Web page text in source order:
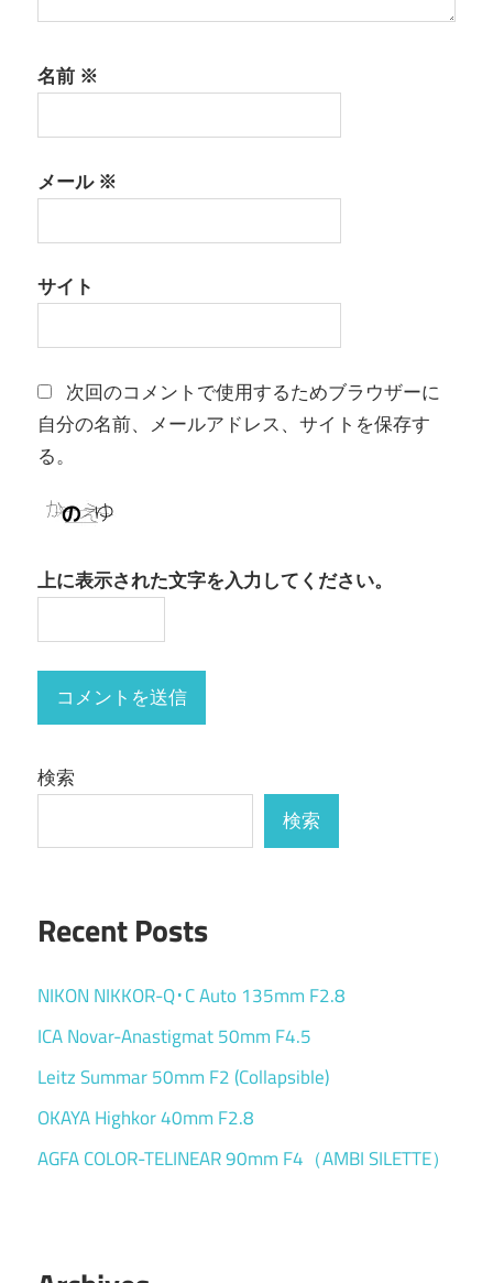
名前 ※
メール※
サイト
次回のコメントで使用するためブラウザーに
自分の名前、メールアドレス、サイトを保存す
る。
上に表示された文字を入力してください。
検索
検索
Recent Posts
NIKON NIKKOR-Q･C Auto 135mm F2.8
ICA Novar-Anastigmat 50mm F4.5
Leitz Summar 50mm F2 (Collapsible)
OKAYA Highkor 40mm F2.8
AGFA COLOR-TELINEAR 90mm F4（AMBI SILETTE）